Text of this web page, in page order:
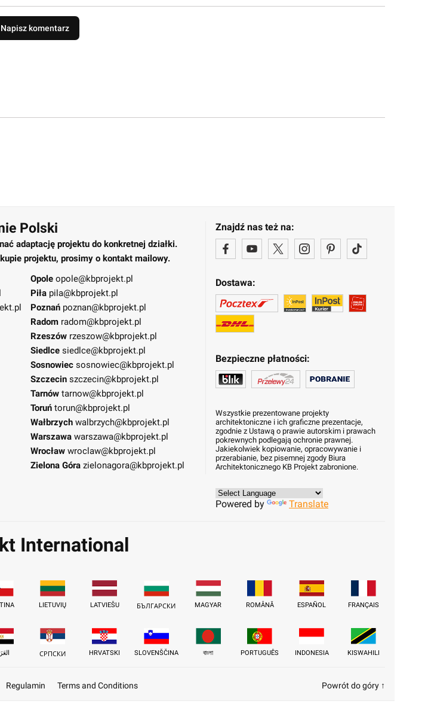
Napisz komentarz
Polski
adaptację projektu do konkretnej działki.
projektu, prosimy o kontakt mailowy.
Opole opole@kbprojekt.pl
Piła pila@kbprojekt.pl
Poznań poznan@kbprojekt.pl
Radom radom@kbprojekt.pl
Rzeszów rzeszow@kbprojekt.pl
Siedlce siedlce@kbprojekt.pl
Sosnowiec sosnowiec@kbprojekt.pl
Szczecin szczecin@kbprojekt.pl
Tarnów tarnow@kbprojekt.pl
Toruń torun@kbprojekt.pl
Wałbrzych walbrzych@kbprojekt.pl
Warszawa warszawa@kbprojekt.pl
Wrocław wroclaw@kbprojekt.pl
Zielona Góra zielonagora@kbprojekt.pl
Znajdź nas też na:
Dostawa:
Bezpieczne płatności:
Wszystkie prezentowane projekty
architektoniczne i ich graficzne prezentacje,
zgodnie z Ustawą o prawie autorskim i prawach
pokrewnych podlegają ochronie prawnej.
Jakiekolwiek kopiowanie, opracowywanie i
przerabianie, bez pisemnej zgody Biura
Architektonicznego KB Projekt zabronione.
Powered by Translate
International
LIETUVIŲ LATVIEŠU БЪЛГАРСКИ MAGYAR ROMÂNĂ ESPAÑOL FRANÇAIS
СРПСКИ HRVATSKI SLOVENŠČINA বাংলা PORTUGUÊS INDONESIA KISWAHILI
Regulamin Terms and Conditions Powrót do góry ↑